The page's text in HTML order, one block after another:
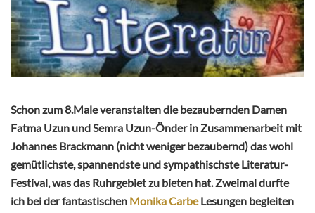
Schon zum 8.Male veranstalten die bezaubernden Damen
Fatma Uzun und Semra Uzun-Önder in Zusammenarbeit mit
Johannes Brackmann (nicht weniger bezaubernd) das wohl
gemütlichste, spannendste und sympathischste Literatur-
Festival, was das Ruhrgebiet zu bieten hat. Zweimal durfte
ich bei der fantastischen Monika CarbeLesungen begleiten